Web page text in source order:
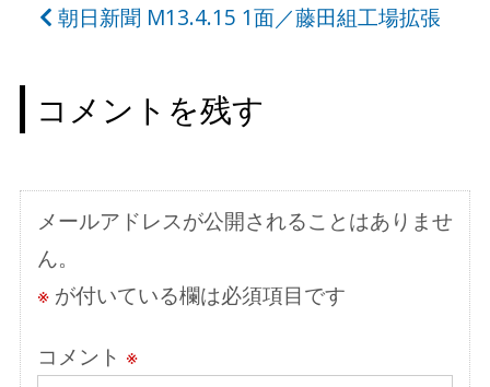
ナ
ビ
ゲ
シ
ョ
ン
朝日新聞 M13.4.15 1面／藤田組工場拡張
コメントを残す
メールアドレスが公開されることはありませ
ん。
※が付いている欄は必須項目です
コメント ※